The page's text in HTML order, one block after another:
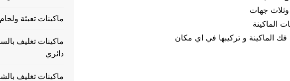
جهات
ماكينات تعبئة
ماكينات تغليف
دائري
ماكينات تغليف